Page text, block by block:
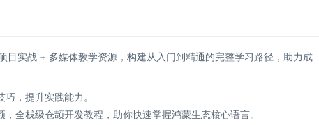
实战 + 多媒体教学资源，构建从入门到精通的完整学习路径，助力成
，提升实践能力。
全栈级仓颉开发教程，助你快速掌握鸿蒙生态核心语言。